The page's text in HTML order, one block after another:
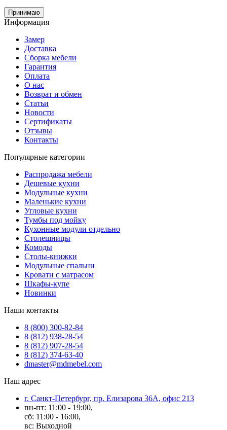
Принимаю
Информация
Замер
Доставка
Сборка мебели
Гарантия
Оплата
О нас
Возврат и обмен
Статьи
Новости
Сертификаты
Отзывы
Контакты
Популярные категории
Распродажа мебели
Дешевые кухни
Модульные кухни
Маленькие кухни
Угловые кухни
Тумбы под мойку
Кухонные модули отдельно
Столешницы
Комоды
Столы-книжки
Модульные спальни
Кровати с матрасом
Шкафы-купе
Новинки
Наши контакты
8 (800) 300-82-84
8 (812) 938-28-54
8 (812) 907-28-54
8 (812) 374-63-40
dmaster@mdmebel.com
Наш адрес
г. Санкт-Петербург, пр. Елизарова 36А, офис 213
пн-пт: 11:00 - 19:00,
сб: 11:00 - 16:00,
вс: Выходной